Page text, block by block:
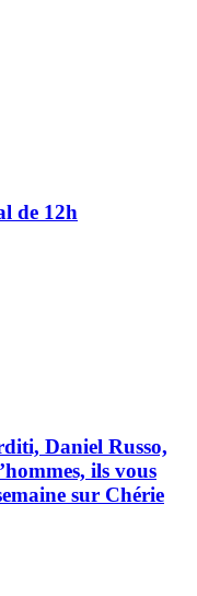
de 12h
Daniel Russo,
ils vous
sur Chérie